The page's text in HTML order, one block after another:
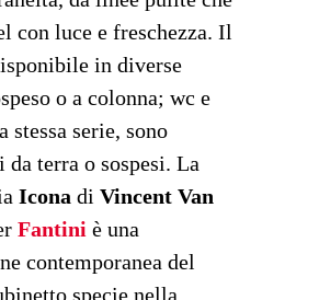
con luce e freschezza. Il
in diverse
o a colonna; wc e
stessa serie, sono
terra o sospesi. La
Icona di Vincent Van
Fantini è una
contemporanea del
specie nella